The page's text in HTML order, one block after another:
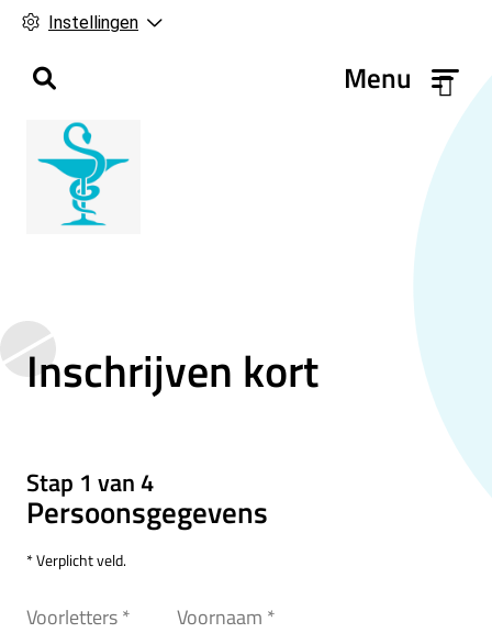
Instellingen
Menu
Inschrijven kort
Stap 1 van 4
Persoonsgegevens
* Verplicht veld.
Voorletters* Voornaam *